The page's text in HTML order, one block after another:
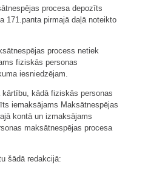
procesa depozīts
171.panta pirmajā daļā noteikto
process netiek
fiziskās personas
iesniedzējam.
kādā fiziskās personas
iemaksājams Maksātnespējas
kontā un izmaksājams
maksātnespējas procesa
šādā redakcijā: